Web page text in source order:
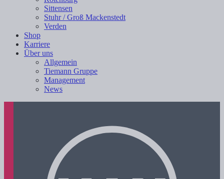
Sittensen
Stuhr / Groß Mackenstedt
Verden
Shop
Karriere
Über uns
Allgemein
Tiemann Gruppe
Management
News